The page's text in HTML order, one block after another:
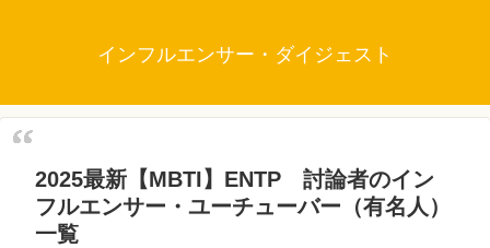
インフルエンサー・ダイジェスト
2025最新【MBTI】ENTP 討論者のイン
フルエンサー・ユーチューバー（有名人）
一覧